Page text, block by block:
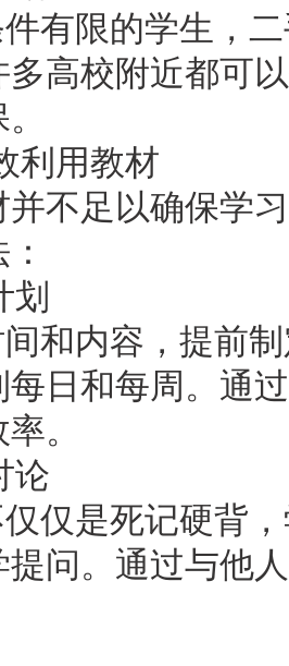
有限的学生，
高校附近都可
利用教材
不足以确保学
划
和内容，提前
日和每周。通
。
论
仅是死记硬背
提问。通过与他